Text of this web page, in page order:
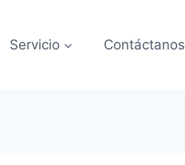
Servicio Contáctanos